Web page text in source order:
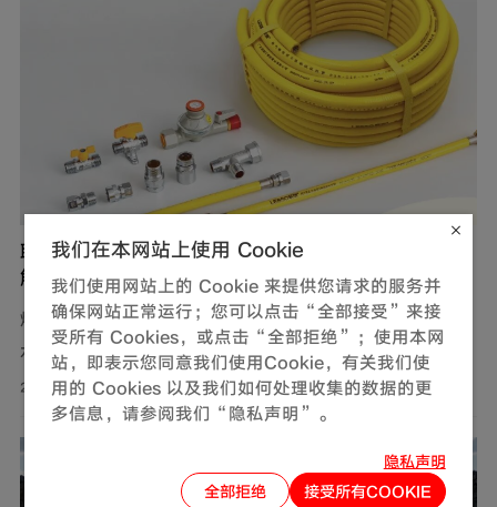
联塑燃气用不锈钢波纹软管，完善家装定制化管道
解决方案
燃气，作为现代生活中不可或缺的能源，满足了我们对热
水、美食以及舒适生活环境的追求。然而，燃气使用的安
全问题同样需要关注。联塑围绕家装场景打造定制化管道
解决方案，推出燃气用不锈钢波纹软管，依托过硬产品品
质保障家庭用气流畅稳定，为住户营造安心居家环境。
2026-08-01
我们在本网站上使用 Cookie
我们使用网站上的 Cookie 来提供您请求的服务并
确保网站正常运行；您可以点击“全部接受”来接
受所有 Cookies，或点击“全部拒绝”；使用本网
站，即表示您同意我们使用Cookie，有关我们使
用的 Cookies 以及我们如何处理收集的数据的更
多信息，请参阅我们“隐私声明”。
隐私声明
全部拒绝
接受所有COOKIE